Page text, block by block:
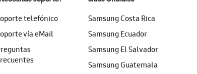
telefónico
vía eMail
Samsung Costa Rica
Samsung Ecuador
Samsung El Salvador
Samsung Guatemala